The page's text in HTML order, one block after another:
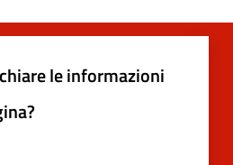
le informazioni